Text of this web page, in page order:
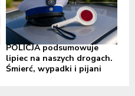
POLICJA podsumowuje
lipiec na naszych drogach.
Śmierć, wypadki i pijani